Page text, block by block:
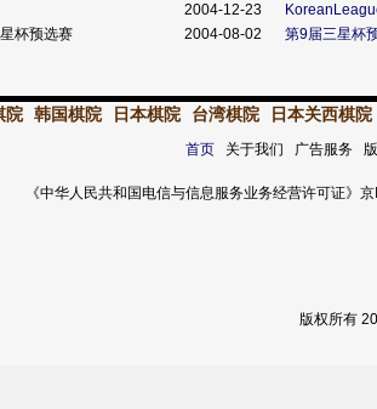
2004-12-23
杯预选赛 2004-08-02 第9届三星杯
院 韩国棋院 日本棋院 台湾棋院 日本关西棋院
首页关于我们 广告服务
《中华人民共和国电信与信息服务业务经营许可证
版权所有